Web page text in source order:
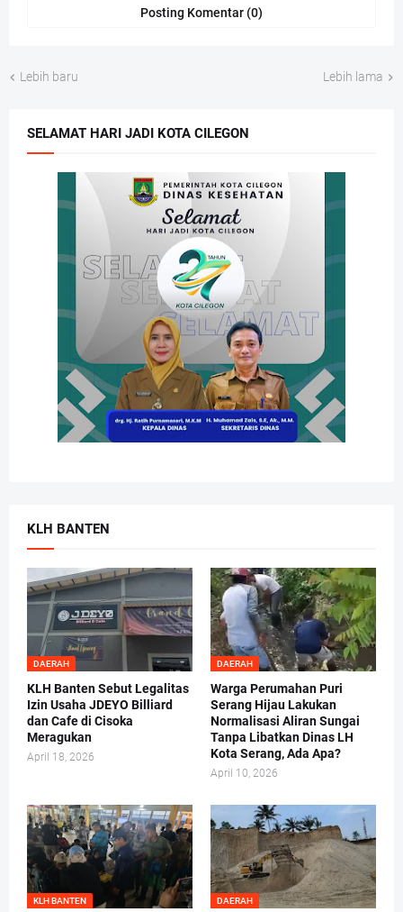
Posting Komentar (0)
Lebih baru Lebih lama
SELAMAT HARI JADI KOTA CILEGON
KLH BANTEN
DAERAH
KLH Banten Sebut Legalitas
Izin Usaha JDEYO Billiard
dan Cafe di Cisoka
Meragukan
April 18, 2026
DAERAH
Warga Perumahan Puri
Serang Hijau Lakukan
Normalisasi Aliran Sungai
Tanpa Libatkan Dinas LH
Kota Serang, Ada Apa?
April 10, 2026
KLH BANTEN DAERAH